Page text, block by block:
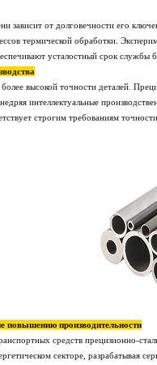
зависит от долговечности его
термической обработки.
усталостный срок службы
высокой точности деталей.
интеллектуальные
строгим требованиям
повышению производительности
средств прецизионно-
секторе, разрабатывая